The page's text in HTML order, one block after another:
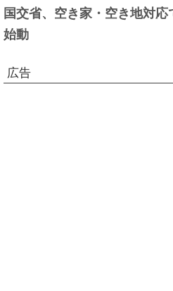
国交省、空き家・空き地対
始動
広告